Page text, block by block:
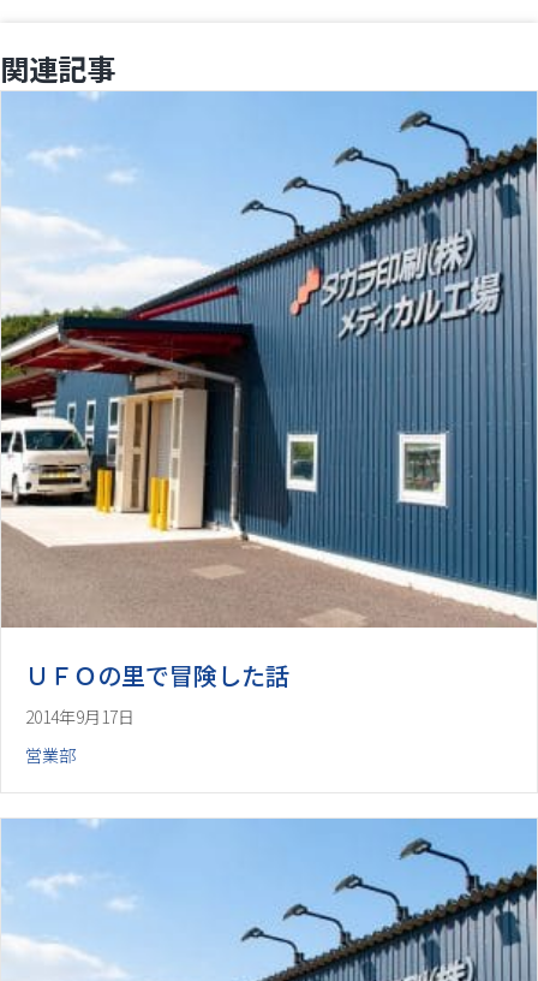
関連記事
ＵＦＯの里で冒険した話
2014年9月17日
営業部